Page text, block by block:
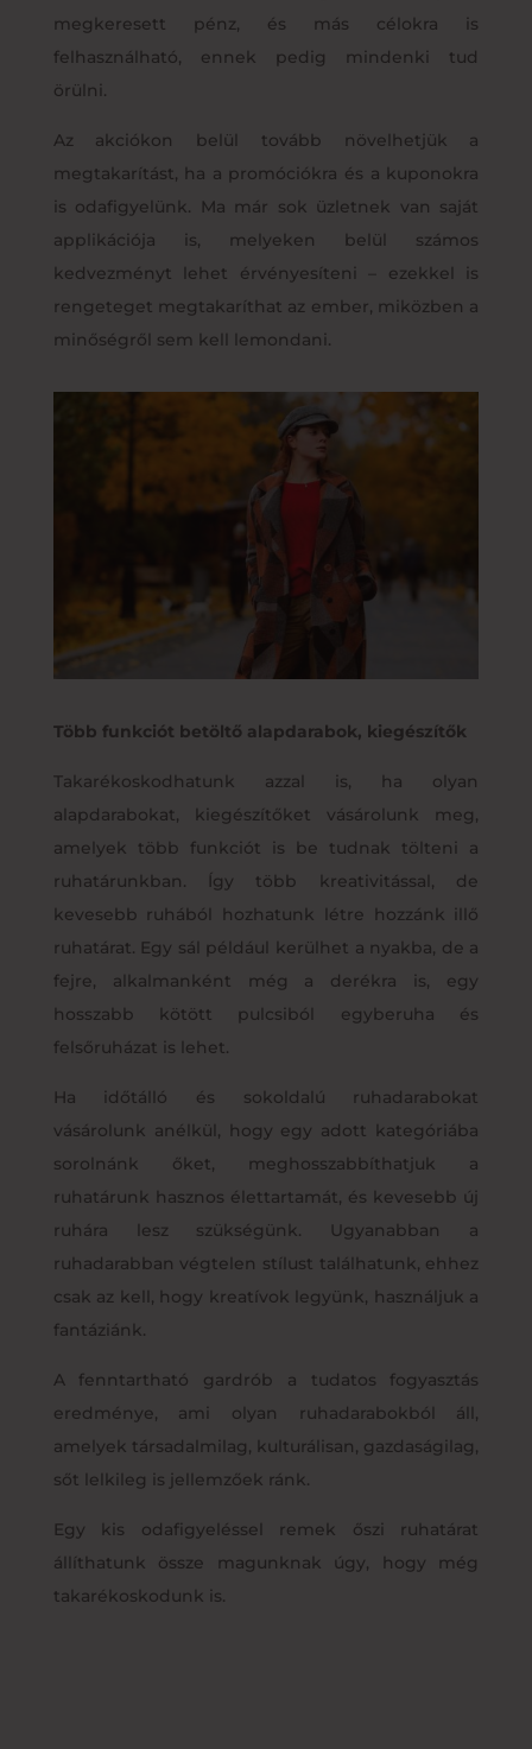
megkeresett pénz, és más célokra is
felhasználható, ennek pedig mindenki tud
örülni.
Az akciókon belül tovább növelhetjük a
megtakarítást, ha a promóciókra és a kuponokra
is odafigyelünk. Ma már sok üzletnek van saját
applikációja is, melyeken belül számos
kedvezményt lehet érvényesíteni – ezekkel is
rengeteget megtakaríthat az ember, miközben a
minőségről sem kell lemondani.
Több funkciót betöltő alapdarabok, kiegészítők
Takarékoskodhatunk azzal is, ha olyan
alapdarabokat, kiegészítőket vásárolunk meg,
amelyek több funkciót is be tudnak tölteni a
ruhatárunkban. Így több kreativitással, de
kevesebb ruhából hozhatunk létre hozzánk illő
ruhatárat. Egy sál például kerülhet a nyakba, de a
fejre, alkalmanként még a derékra is, egy
hosszabb kötött pulcsiból egyberuha és
felsőruházat is lehet.
Ha időtálló és sokoldalú ruhadarabokat
vásárolunk anélkül, hogy egy adott kategóriába
sorolnánk őket, meghosszabbíthatjuk a
ruhatárunk hasznos élettartamát, és kevesebb új
ruhára lesz szükségünk. Ugyanabban a
ruhadarabban végtelen stílust találhatunk, ehhez
csak az kell, hogy kreatívok legyünk, használjuk a
fantáziánk.
A fenntartható gardrób a tudatos fogyasztás
eredménye, ami olyan ruhadarabokból áll,
amelyek társadalmilag, kulturálisan, gazdaságilag,
sőt lelkileg is jellemzőek ránk.
Egy kis odafigyeléssel remek őszi ruhatárat
állíthatunk össze magunknak úgy, hogy még
takarékoskodunk is.